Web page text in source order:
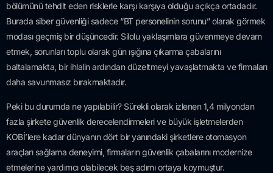
bölümünü tehdit eden risklerle karşı karşıya olduğu açıkça ortadadır.
Burada siber güvenliği sadece “BT personelinin sorunu” olarak görmek
modası geçmiş bir düşüncedir. Silolu yaklaşımlara güvenmeye devam
etmek, sorunları toplu olarak gün ışığına çıkarma çabalarını
baltalamakta, bir ihlalin ardından düzeltmeyi yavaşlatmakta ve firmaları
daha savunmasız bırakmaktadır.
Peki bu durumda ne yapılabilir? Sürekli olarak izlenen 1,4 milyondan
fazla şirkete güvenlik derecelendirmeleri ve büyük işletmelerden
KOBİ’lere kadar dünyanın dört bir yanındaki şirketlere otomasyon
araçları sağlama deneyimi, firmaların güvenlik çabalarını modernize
etmelerine yardımcı olabilecek beş adımı ortaya koymuştur.